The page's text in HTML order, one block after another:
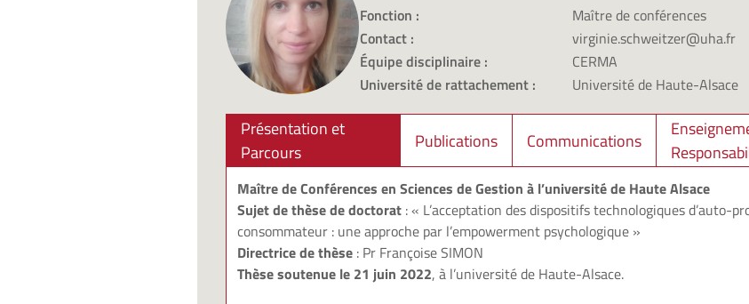
Fonction :
Maître de conférences
Contact :
virginie.schweitzer@uha.fr
Équipe disciplinaire :
CERMA
Université de rattachement :
Université de Haute-Alsace
Présentation et
Parcours
Publications Communications
Maître de Conférences en Sciences de Gestion à l’université de Haute Alsace
Sujet de thèse de doctorat : « L’acceptation des dispositifs technologiques d’auto-
consommateur : une approche par l’empowerment psychologique »
Directrice de thèse : Pr Françoise SIMON
Thèse soutenue le 21 juin 2022, à l’université de Haute-Alsace.